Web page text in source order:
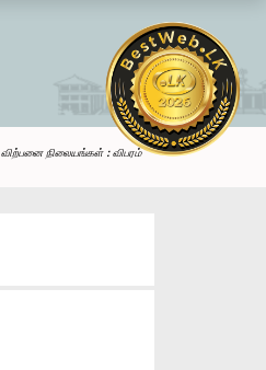
நிலையங்கள் : விபரம்